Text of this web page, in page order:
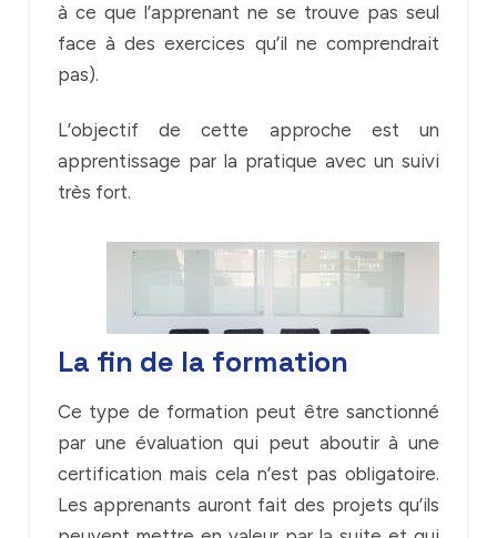
à ce que l’apprenant ne se trouve pas seul
face à des exercices qu’il ne comprendrait
pas).
L’objectif de cette approche est un
apprentissage par la pratique avec un suivi
très fort.
La fin de la formation
Ce type de formation peut être sanctionné
par une évaluation qui peut aboutir à une
certification mais cela n’est pas obligatoire.
Les apprenants auront fait des projets qu’ils